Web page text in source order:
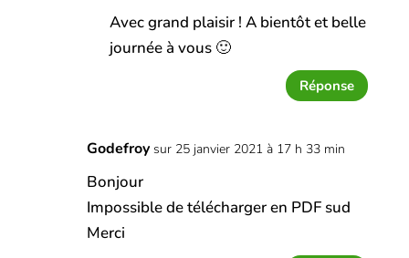
Avec grand plaisir ! A bientôt et belle
journée à vous 🙂
Réponse
Godefroy sur 25 janvier 2021 à 17 h 33 min
Bonjour
Impossible de télécharger en PDF sud
Merci